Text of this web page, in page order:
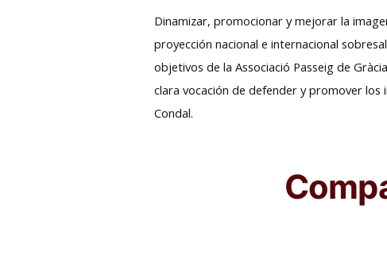
Dinamizar, promocionar y mejorar la
proyección nacional e internacional
objetivos de la Associació Passeig de
clara vocación de defender y promover
Condal.